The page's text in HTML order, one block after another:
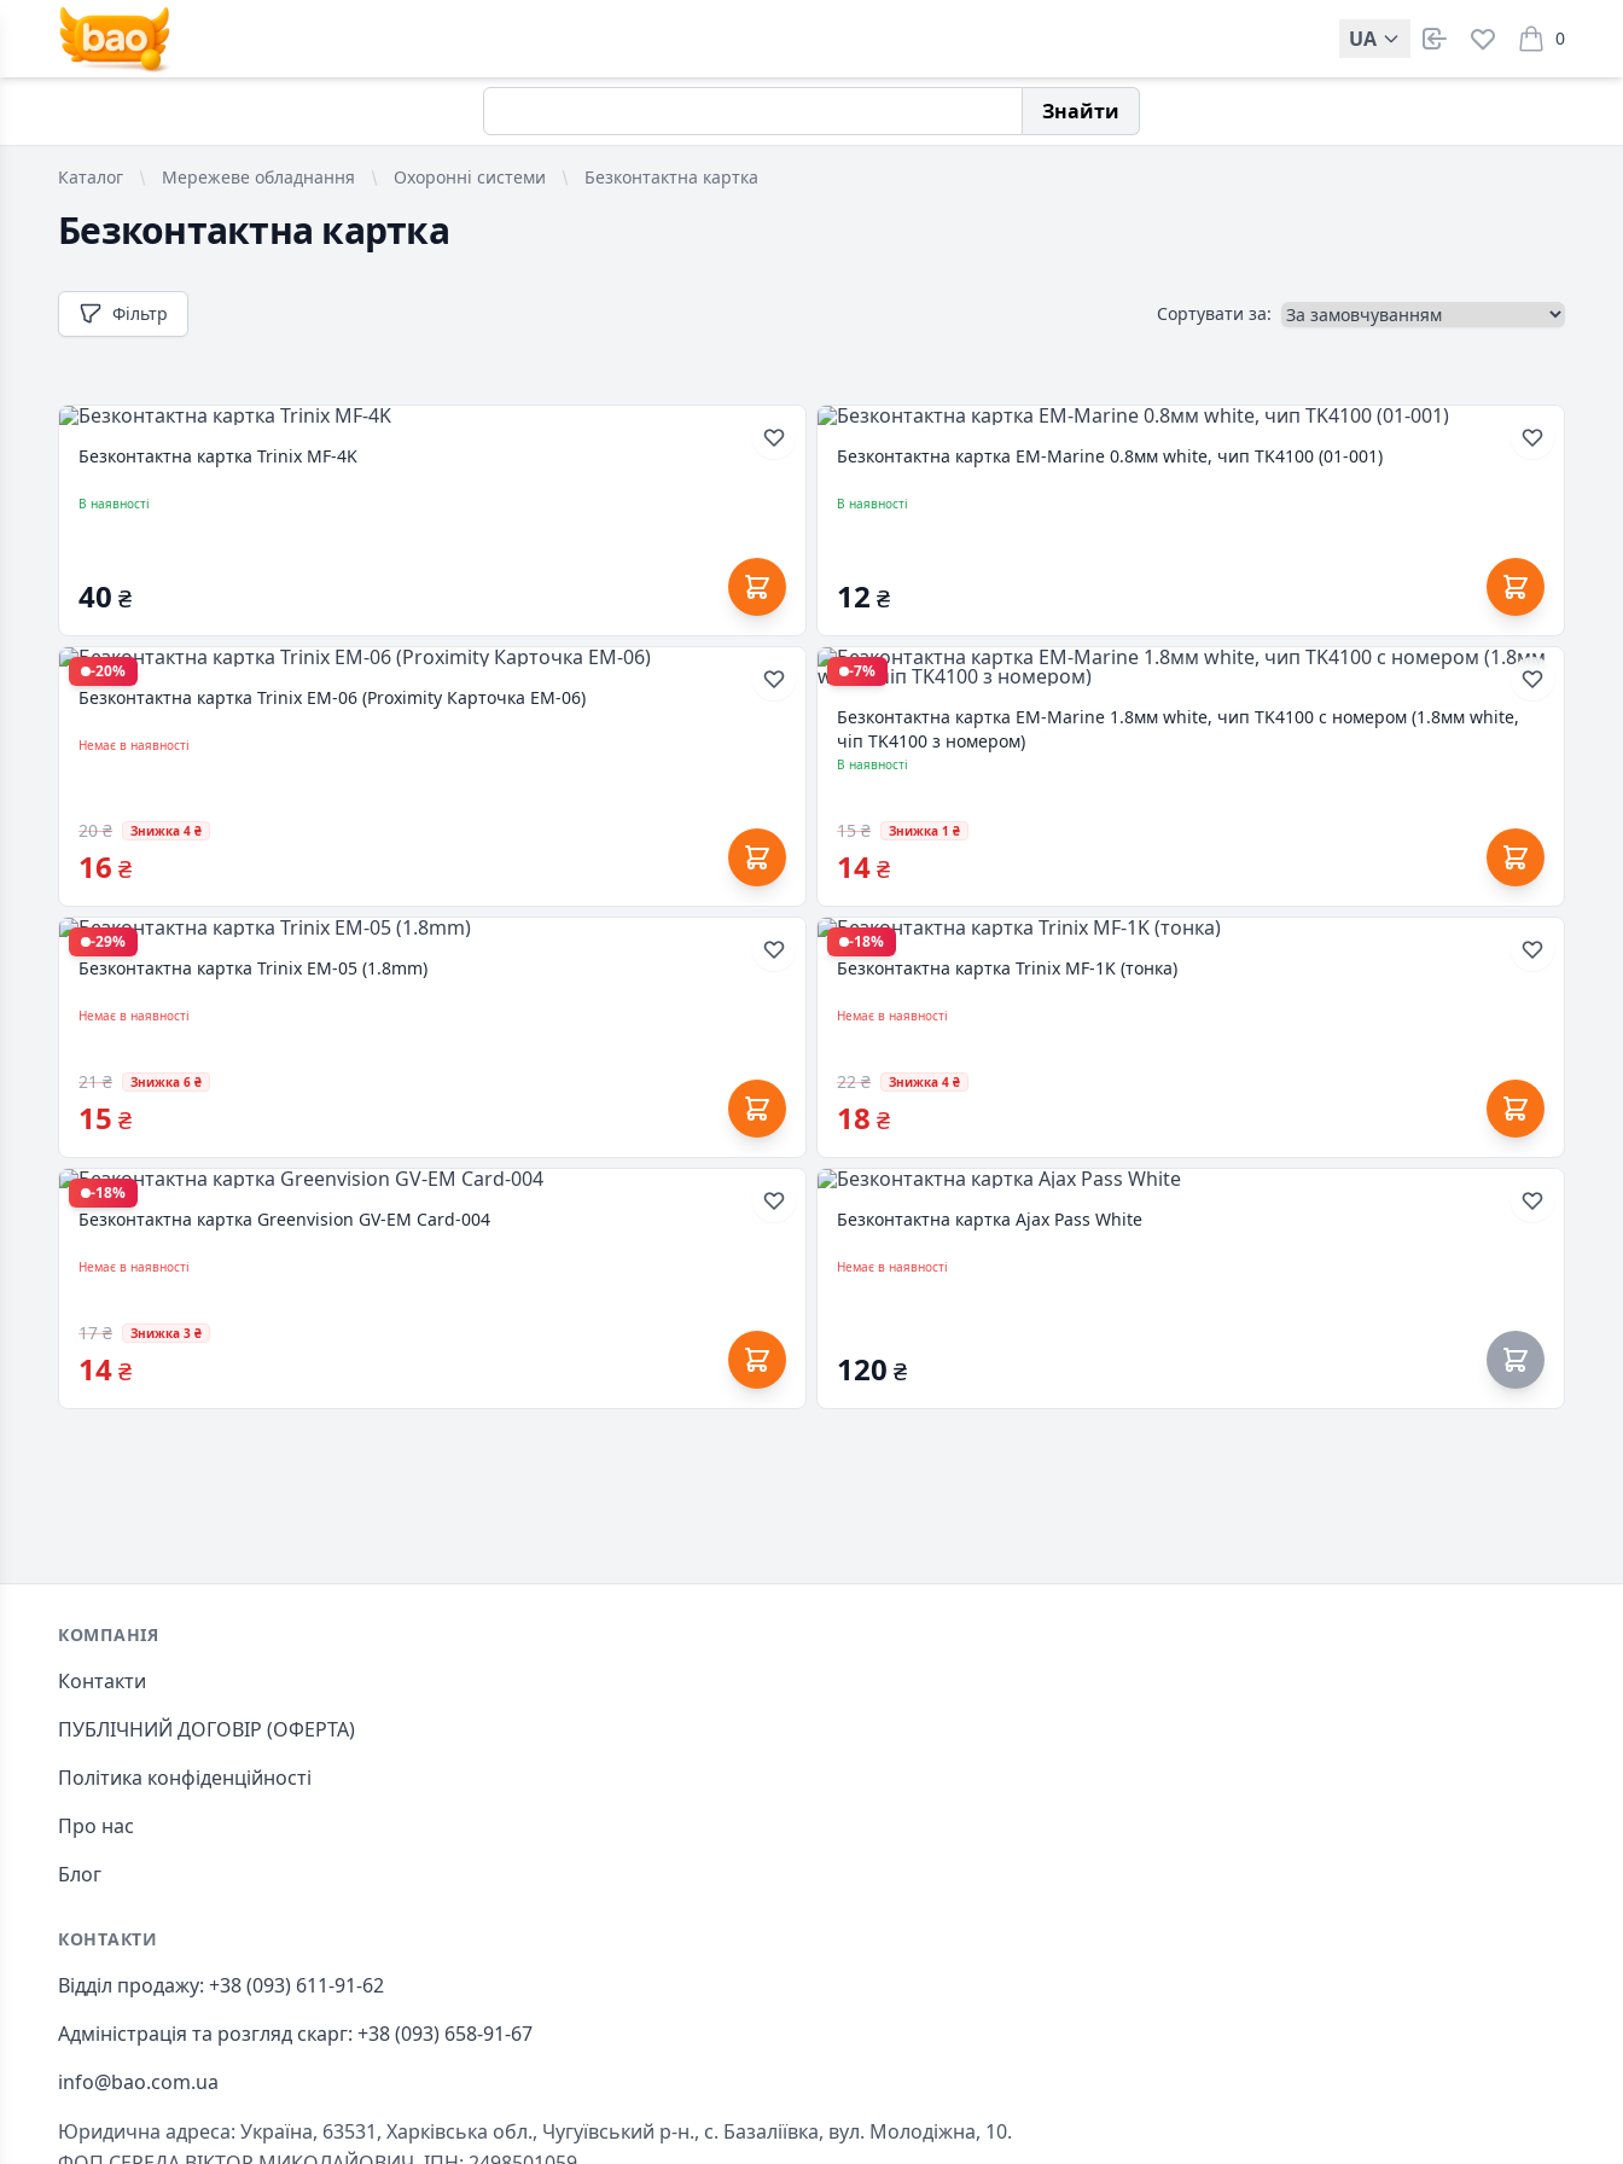
UA 0
items in
Знайти
Каталог Мережеве обладнання Охоронні системи Безконтактна картка
Безконтактна картка
Фільтр Сортувати за:
Безконтактна картка Trinix MF-4K
В наявності
40 ₴
Безконтактна картка EM-Marine 0.8мм white, чип TK4100 (01-001)
В наявності
12 ₴
-20%
Безконтактна картка Trinix EM-06 (Proximity Карточка EM-06)
Немає в наявності
20 ₴ Знижка 4 ₴
16 ₴
-7%
Безконтактна картка EM-Marine 1.8мм white, чип TK4100 с номером (1.8мм white,
чіп TK4100 з номером)
В наявності
15 ₴ Знижка 1 ₴
14₴
-29%
Безконтактна картка Trinix EM-05 (1.8mm)
Немає в наявності
21 ₴ Знижка 6 ₴
15 ₴
-18%
Безконтактна картка Trinix MF-1K (тонка)
Немає в наявності
22 ₴ Знижка 4 ₴
18 ₴
-18%
Безконтактна картка Greenvision GV-EM Card-004
Немає в наявності
17 ₴ Знижка 3 ₴
14₴
Безконтактна картка Ajax Pass White
Немає в наявності
120 ₴
Footer
КОМПАНІЯ
Контакти
ПУБЛІЧНИЙ ДОГОВІР (ОФЕРТА)
Політика конфіденційності
Про нас
Блог
КОНТАКТИ
Відділ продажу: +38 (093) 611-91-62
Адміністрація та розгляд скарг: +38 (093) 658-91-67
info@bao.com.ua
Юридична адреса: Україна, 63531, Харківська обл., Чугуївський р-н., с. Базаліївка, вул. Молодіжна, 10.